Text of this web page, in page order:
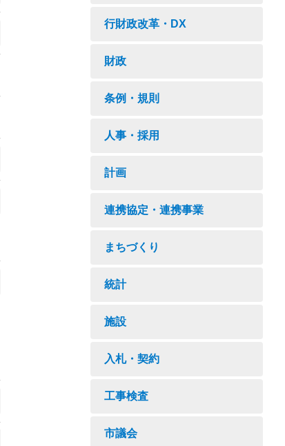
行財政改革・DX
財政
条例・規則
人事・採用
計画
連携協定・連携事業
まちづくり
統計
施設
入札・契約
工事検査
市議会